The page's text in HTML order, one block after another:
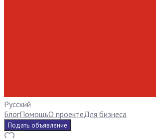
Русский
БлогПомощьО проектеДля бизнеса
Подать объявление